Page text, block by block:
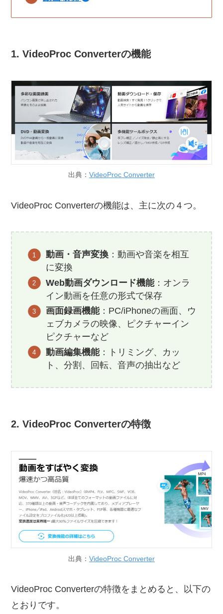
1. VideoProc Converterの機能
出典： VideoProc Converter
VideoProc Converterの機能は、主に次の４つ。
動画・音声変換：動画や音楽を相互
に変換
Web動画ダウンロード機能：オンラ
イン動画を任意の形式で保存
画面録画機能：PC/iPhoneの画面、ウ
ェブカメラの映像、ピクチャーイン
ピクチャーなど
動画編集機能：トリミング、カッ
ト、分割、回転、音声の抽出など
2. VideoProc Converterの特徴
出典： VideoProc Converter
VideoProc Converterの特徴をまとめると、以下の
とおりです。